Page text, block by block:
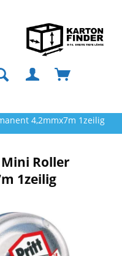
4,2mmx7m 1zeilig
Roller
1zeilig